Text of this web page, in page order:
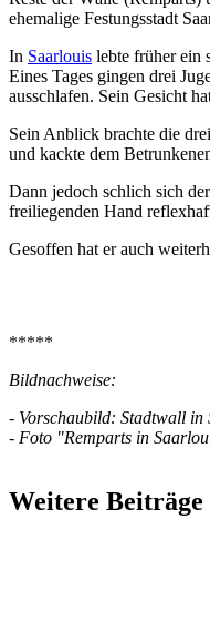
ehemalige Festungsstadt
In Saarlouis lebte früher ein
Eines Tages gingen drei
ausschlafen. Sein Gesicht
Sein Anblick brachte die
und kackte dem
Dann jedoch schlich sich
freiliegenden Hand
Gesoffen hat er auch
*****
Bildnachweise:
- Vorschaubild: Stadtwall in
- Foto "Remparts in
Weitere